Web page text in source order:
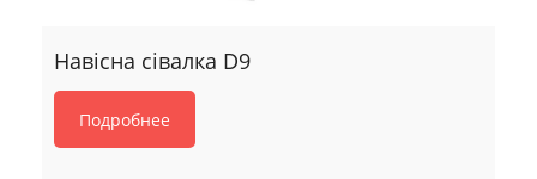
Навісна сівалка D9
Подробнее